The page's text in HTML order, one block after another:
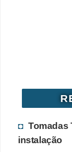
Tomadas
instalação